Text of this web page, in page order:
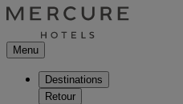
Menu
Destinations
Retour